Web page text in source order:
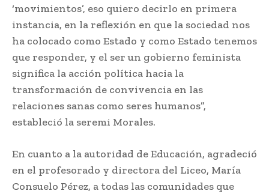
‘movimientos’, eso quiero decirlo en primera
instancia, en la reflexión en que la sociedad nos
ha colocado como Estado y como Estado tenemos
que responder, y el ser un gobierno feminista
significa la acción política hacia la
transformación de convivencia en las
relaciones sanas como seres humanos”,
estableció la seremi Morales.
En cuanto a la autoridad de Educación, agradeció
en el profesorado y directora del Liceo, María
Consuelo Pérez, a todas las comunidades que